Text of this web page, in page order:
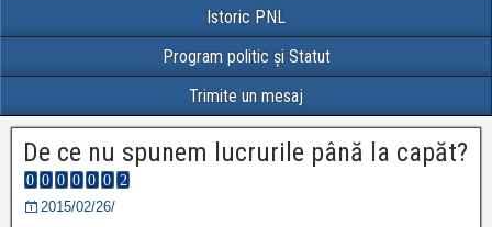
Istoric PNL
Program politic și Statut
Trimite un mesaj
De ce nu spunem lucrurile până la capăt?
2015/02/26/